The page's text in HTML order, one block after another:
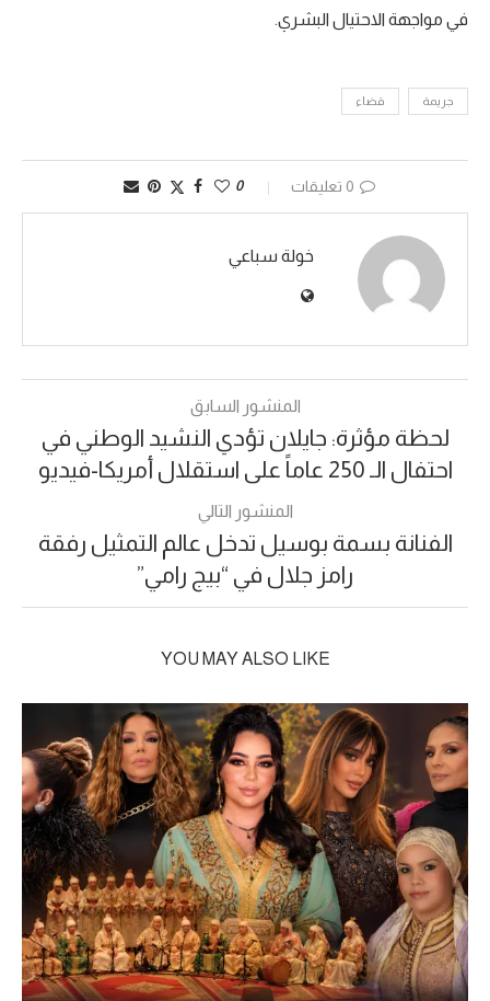
في مواجهة الاحتيال البشري.
جريمة قضاء
0 تعليقات 0
خولة سباعي
المنشور السابق
لحظة مؤثرة: جايلان تؤدي النشيد الوطني في
احتفال الـ 250 عاماً على استقلال أمريكا-فيديو
المنشور التالي
الفنانة بسمة بوسيل تدخل عالم التمثيل رفقة
رامز جلال في “بيج رامي”
YOU MAY ALSO LIKE